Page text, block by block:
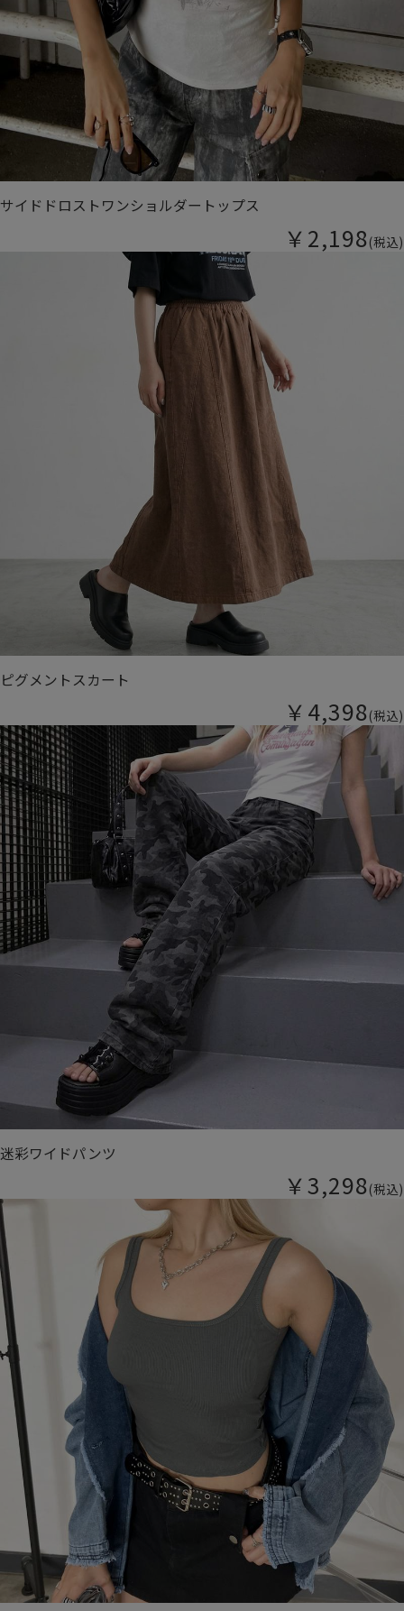
サイドドロストワンショルダートップス
￥2,198(税込)
ピグメントスカート
￥4,398(税込)
迷彩ワイドパンツ
￥3,298(税込)